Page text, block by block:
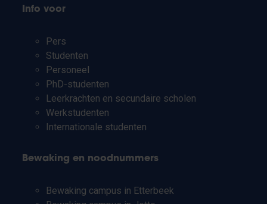
Info voor
Pers
Studenten
Personeel
PhD-studenten
Leerkrachten en secundaire scholen
Werkstudenten
Internationale studenten
Bewaking en noodnummers
Bewaking campus in Etterbeek